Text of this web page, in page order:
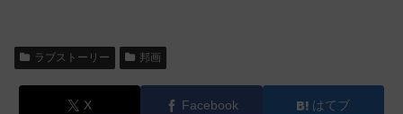
ラブストーリー 邦画
X Facebook はてブ